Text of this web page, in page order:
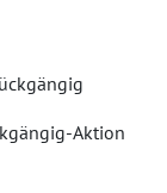
Aktion